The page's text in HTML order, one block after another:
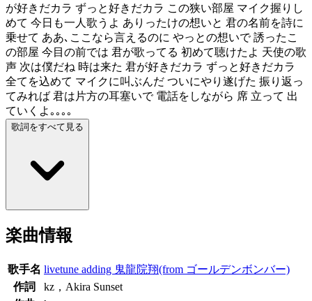
が好きだカラ ずっと好きだカラ この狭い部屋 マイク握りし
めて 今日も一人歌うよ ありったけの想いと 君の名前を詩に
乗せて ああ､ここなら言えるのに やっとの想いで 誘ったこ
の部屋 今目の前では 君が歌ってる 初めて聴けたよ 天使の歌
声 次は僕だね 時は来た 君が好きだカラ ずっと好きだカラ
全てを込めて マイクに叫ぶんだ ついにやり遂げた 振り返っ
てみれば 君は片方の耳塞いで 電話をしながら 席 立って 出
ていくよ｡｡｡｡
歌詞をすべて見る
楽曲情報
歌手名 livetune adding 鬼龍院翔(from ゴールデンボンバー)
作詞
kz，Akira Sunset